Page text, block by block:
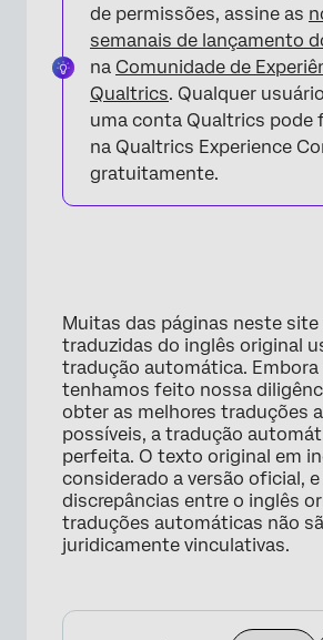
de permissões, assine as
semanais de lançamento
na Comunidade de
Qualtrics. Qualquer
uma conta Qualtrics pode
na Qualtrics Experience
gratuitamente.
Muitas das páginas neste
traduzidas do inglês original
tradução automática. Embora
tenhamos feito nossa
obter as melhores traduções
possíveis, a tradução
perfeita. O texto original em
considerado a versão oficial,
discrepâncias entre o inglês
traduções automáticas não
juridicamente vinculativas.